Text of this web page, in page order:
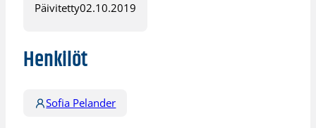
Päivitetty02.10.2019
Henkilöt
Sofia Pelander